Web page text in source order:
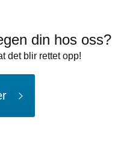
din hos oss?
det blir rettet opp!